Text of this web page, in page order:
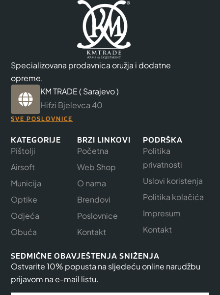
Specializovana prodavnica oružja i dodatne
opreme.
KM TRADE ( Sarajevo )
Hifzi Bjelevca 40
SVE POSLOVNICE
KATEGORIJE
Pištolji
Airsoft
Municija
Optike
Odjeća
Obuća
BRZI LINKOVI
Početna
Web Shop
O nama
Brendovi
Poslovnice
Kontakt
PODRŠKA
Politika
privatnosti
Uslovi koristenja
Politika kolačića
Impresum
Kontakt
SEDMIČNE OBAVJEŠTENJA SNIŽENJA
Ostvarite 10% popusta na sljedeću online narudžbu
prijavom na e-mail listu.